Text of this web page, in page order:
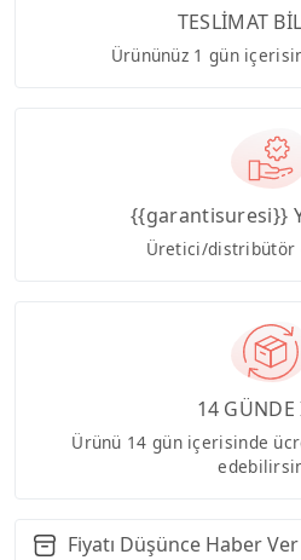
TESLİMAT
Ürününüz 1 gün
{{garantisuresi}}
Üretici/distribütör
14 GÜNDE
Ürünü 14 gün içerisinde
Fiyatı Düşünce Haber Ver